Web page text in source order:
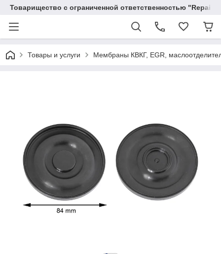
Товарищество с ограниченной ответственностью
Товары и услуги Мембраны КВКГ, EGR,